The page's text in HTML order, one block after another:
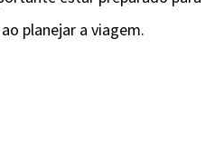
planejar a viagem.